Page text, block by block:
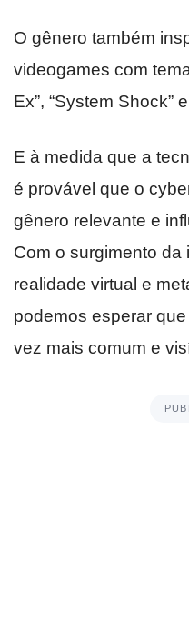
O gênero também
videogames com
Ex”, “System Shock”
E à medida que a
é provável que o
gênero relevante e
Com o surgimento da
realidade virtual e
podemos esperar
vez mais comum e